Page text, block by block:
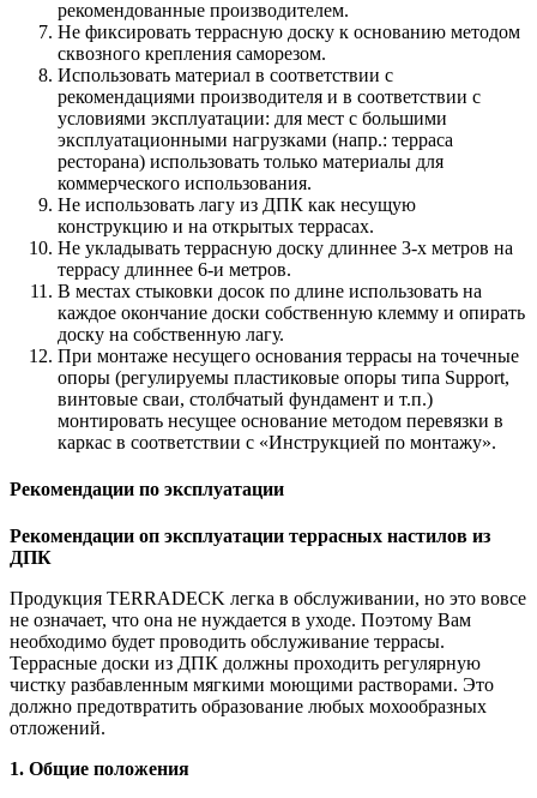
рекомендованные производителем.
Не фиксировать террасную доску к основанию методом
сквозного крепления саморезом.
Использовать материал в соответствии с
рекомендациями производителя и в соответствии с
условиями эксплуатации: для мест с большими
эксплуатационными нагрузками (напр.: терраса
ресторана) использовать только материалы для
коммерческого использования.
Не использовать лагу из ДПК как несущую
конструкцию и на открытых террасах.
Не укладывать террасную доску длиннее 3-х метров на
террасу длиннее 6-и метров.
В местах стыковки досок по длине использовать на
каждое окончание доски собственную клемму и опирать
доску на собственную лагу.
При монтаже несущего основания террасы на точечные
опоры (регулируемы пластиковые опоры типа Support,
винтовые сваи, столбчатый фундамент и т.п.)
монтировать несущее основание методом перевязки в
каркас в соответствии с «Инструкцией по монтажу».
Рекомендации по эксплуатации
Рекомендации оп эксплуатации террасных настилов из
ДПК
Продукция TERRADECK легка в обслуживании, но это вовсе
не означает, что она не нуждается в уходе. Поэтому Вам
необходимо будет проводить обслуживание террасы.
Террасные доски из ДПК должны проходить регулярную
чистку разбавленным мягкими моющими растворами. Это
должно предотвратить образование любых мохообразных
отложений.
1. Общие положения